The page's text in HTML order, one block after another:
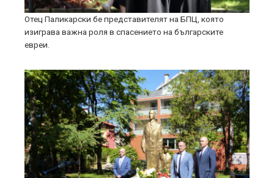
Отец Паликарски бе представителят на БПЦ, която
изиграва важна роля в спасението на българските
евреи.